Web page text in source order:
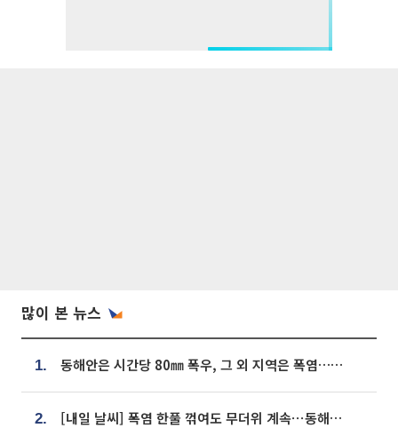
많이 본 뉴스
1. 동해안은 시간당 80㎜ 폭우, 그 외 지역은 폭염…‘극과 극 날씨’
2. [내일 날씨] 폭염 한풀 꺾여도 무더위 계속⋯동해안 이틀 연속 비